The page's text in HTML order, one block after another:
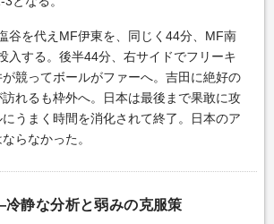
谷を代えMF伊東を、同じく44分、MF南
入する。後半44分、右サイドでフリーキ
競ってボールがファーへ。吉田に絶好の
れるも枠外へ。日本は最後まで果敢に攻
うまく時間を消化されて終了。日本のア
らなかった。
静な分析と弱みの克服策